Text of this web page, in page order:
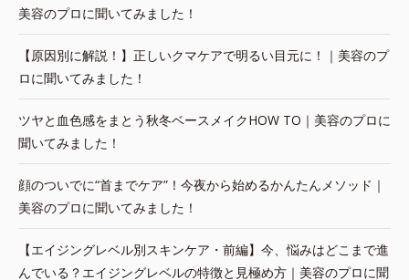
美容のプロに聞いてみました！
【原因別に解説！】正しいクマケアで明るい目元に！｜美容のプ
ロに聞いてみました！
ツヤと血色感をまとう秋冬ベースメイクHOW TO｜美容のプロに
聞いてみました！
顔のついでに“首までケア”！今夜から始めるかんたんメソッド｜
美容のプロに聞いてみました！
【エイジングレベル別スキンケア・前編】今、悩みはどこまで進
んでいる？エイジングレベルの特徴と見極め方｜美容のプロに聞